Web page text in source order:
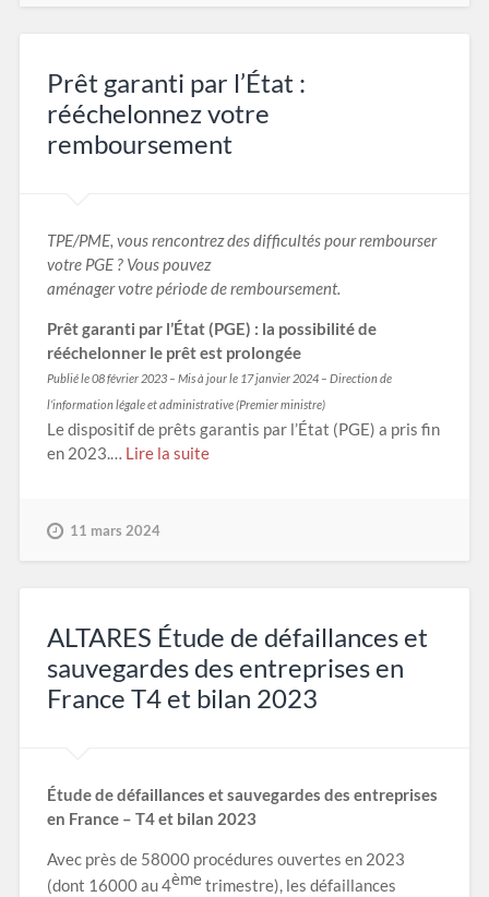
Prêt garanti par l’État :
rééchelonnez votre
remboursement
TPE/PME, vous rencontrez des difficultés pour rembourser
votre PGE ? Vous pouvez
aménager votre période de remboursement.
Prêt garanti par l’État (PGE) : la possibilité de
rééchelonner le prêt est prolongée
Publié le 08 février 2023 – Mis à jour le 17 janvier 2024 – Direction de
l’information légale etadministrative (Premier ministre)
Le dispositif de prêts garantis par l’État (PGE) a pris fin
en 2023.… Lire la suite
11 mars 2024
ALTARES Étude de défaillances et
sauvegardes des entreprises en
France T4 et bilan 2023
Étude de défaillances et sauvegardes des entreprises
en France – T4 et bilan 2023
Avec près de 58000 procédures ouvertes en 2023
(dont 16000 au 4èmetrimestre), les défaillances